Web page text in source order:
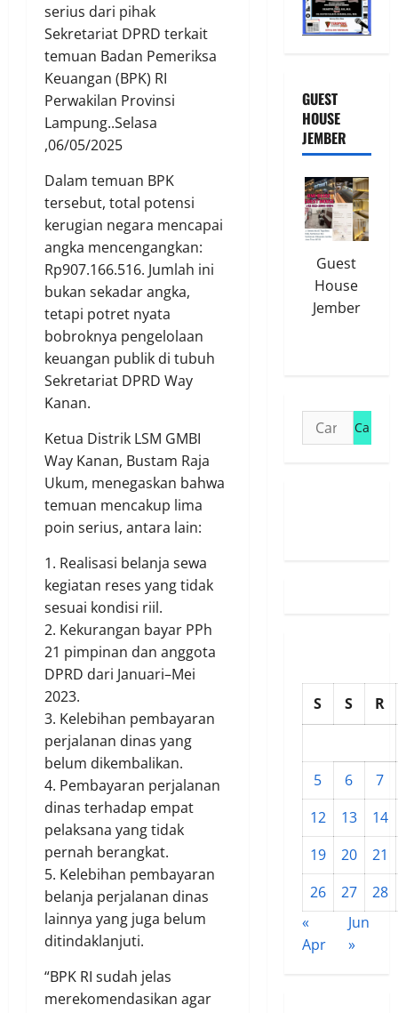
serius dari pihak
Sekretariat DPRD terkait
temuan Badan Pemeriksa
Keuangan (BPK) RI
Perwakilan Provinsi
Lampung..Selasa
,06/05/2025
Dalam temuan BPK
tersebut, total potensi
kerugian negara mencapai
angka mencengangkan:
Rp907.166.516. Jumlah ini
bukan sekadar angka,
tetapi potret nyata
bobroknya pengelolaan
keuangan publik di tubuh
Sekretariat DPRD Way
Kanan.
Ketua Distrik LSM GMBI
Way Kanan, Bustam Raja
Ukum, menegaskan bahwa
temuan mencakup lima
poin serius, antara lain:
1. Realisasi belanja sewa
kegiatan reses yang tidak
sesuai kondisi riil.
2. Kekurangan bayar PPh
21 pimpinan dan anggota
DPRD dari Januari–Mei
2023.
3. Kelebihan pembayaran
perjalanan dinas yang
belum dikembalikan.
4. Pembayaran perjalanan
dinas terhadap empat
pelaksana yang tidak
pernah berangkat.
5. Kelebihan pembayaran
belanja perjalanan dinas
lainnya yang juga belum
ditindaklanjuti.
“BPK RI sudah jelas
merekomendasikan agar
GUEST
HOUSE
JEMBER
Guest
House
Jember
Cari
untuk:
S S R
5 6
7
12
13
14
19
20
21
26
27
28
«
Apr
Jun
»